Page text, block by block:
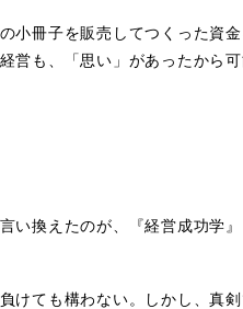
小冊子を販売してつくった資
営も、「思い」があったから
い換えたのが、『経営成功学
けても構わない。しかし、真剣